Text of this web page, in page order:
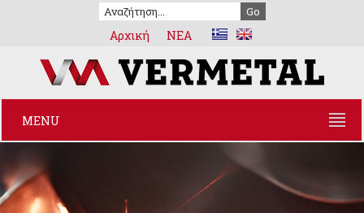
Αρχική NEA
MENU